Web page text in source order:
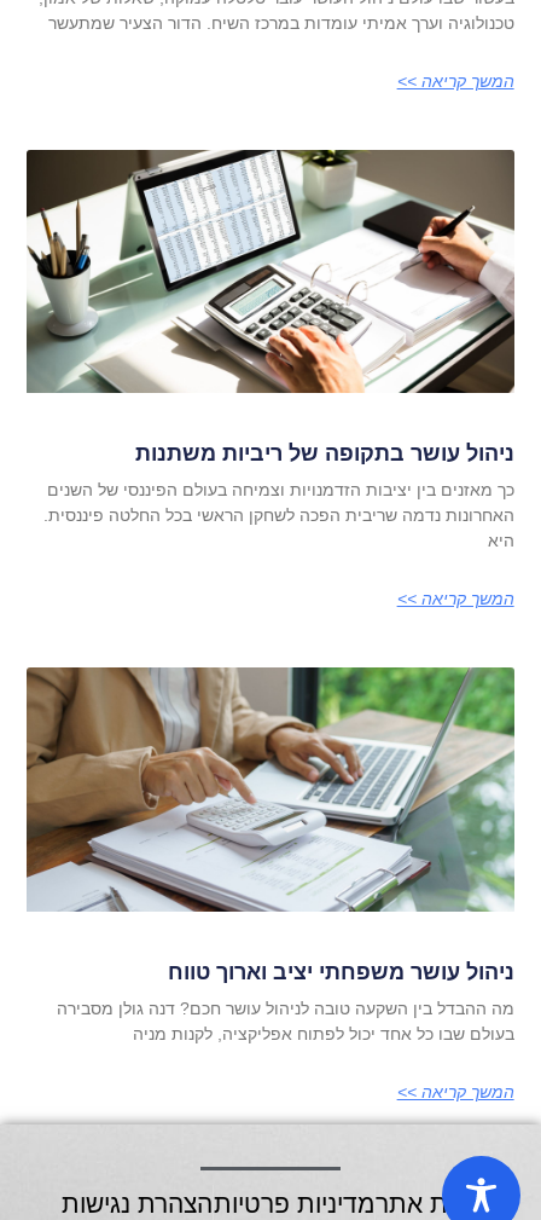
טכנולוגיה וערך אמיתי עומדות במרכז השיח. הדור הצעיר שמתעשר
המשך קריאה >>
ניהול עושר בתקופה של ריביות משתנות
כך מאזנים בין יציבות הזדמנויות וצמיחה בעולם הפיננסי של השנים
האחרונות נדמה שריבית הפכה לשחקן הראשי בכל החלטה פיננסית.
היא
המשך קריאה >>
ניהול עושר משפחתי יציב וארוך טווח
מה ההבדל בין השקעה טובה לניהול עושר חכם? דנה גולן מסבירה
בעולם שבו כל אחד יכול לפתוח אפליקציה, לקנות מניה
המשך קריאה >>
מפת אתרמדיניות פרטיותהצהרת נגישות